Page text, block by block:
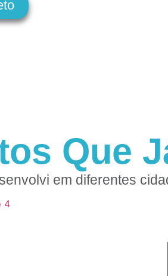
Que
em diferentes